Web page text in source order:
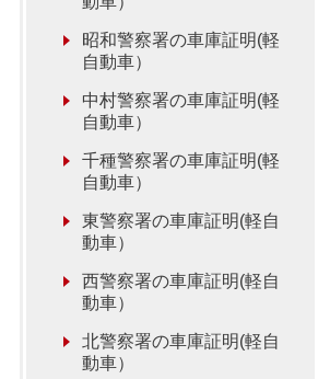
昭和警察署の車庫証明(軽
自動車）
中村警察署の車庫証明(軽
自動車）
千種警察署の車庫証明(軽
自動車）
東警察署の車庫証明(軽自
動車）
西警察署の車庫証明(軽自
動車）
北警察署の車庫証明(軽自
動車）